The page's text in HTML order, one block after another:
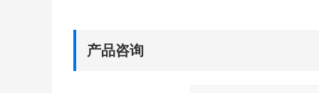
产品咨询